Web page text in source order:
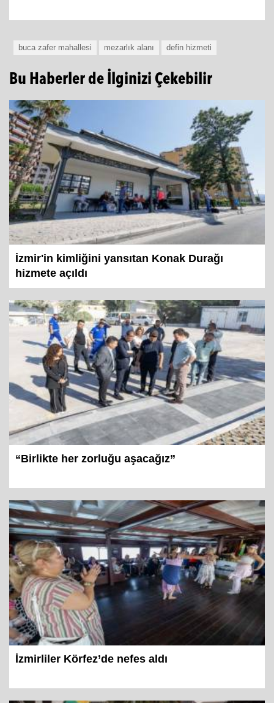
buca zafer mahallesi mezarlık alanı defin hizmeti
Bu Haberler de İlginizi Çekebilir
İzmir'in kimliğini yansıtan Konak Durağı
hizmete açıldı
“Birlikte her zorluğu aşacağız”
İzmirliler Körfez’de nefes aldı